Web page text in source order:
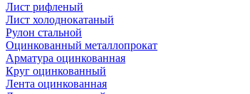
Лист рифленый
Лист холоднокатаный
Рулон стальной
Оцинкованный металлопрокат
Арматура оцинкованная
Круг оцинкованный
Лента оцинкованная